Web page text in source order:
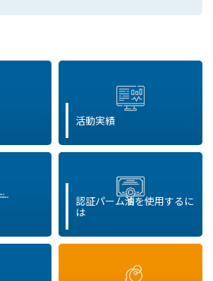
活動実績
認証パーム油を使用するに
は